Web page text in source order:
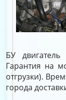
БУ
Гарантия на
отгрузки).
города